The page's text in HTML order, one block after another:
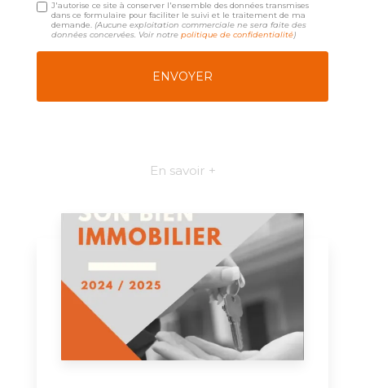
J'autorise ce site à conserver l'ensemble des données transmises
dans ce formulaire pour faciliter le suivi et le traitement de ma
demande. (Aucune exploitation commerciale ne sera faite des
données concervées. Voir notrepolitique de confidentialité)
En savoir +